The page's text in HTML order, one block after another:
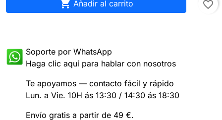
 Añadir al carrito favorite_border
Soporte por WhatsApp
Haga clic aquí para hablar con nosotros
Te apoyamos — contacto fácil y rápido
Lun. a Vie. 10H ás 13:30 / 14:30 ás 18:30
Envío gratis a partir de 49 €.